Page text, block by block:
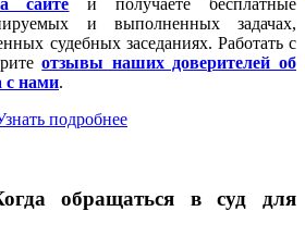
сайте и получаете бесплатные
и выполненных задачах,
судебных заседаниях. Работать с
отзывы наших доверителей об
с нами.
подробнее
обращаться в суд для